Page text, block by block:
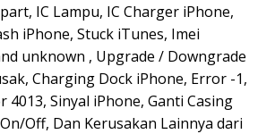
IC Lampu, IC Charger iPhone,
iPhone, Stuck iTunes, Imei
unknown , Upgrade / Downgrade
Charging Dock iPhone, Error -1,
4013, Sinyal iPhone, Ganti Casing
Off, Dan Kerusakan Lainnya dari